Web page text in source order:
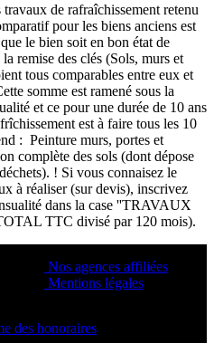
de rafraîchissement retenu
pour les biens anciens est
le bien soit en bon état de
remise des clés (Sols, murs et
tous comparables entre eux et
somme est ramené sous la
et ce pour une durée de 10 ans
est à faire tous les 10
: Peinture murs, portes et
complète des sols (dont dépose
! Si vous connaisez le
à réaliser (sur devis), inscrivez
dans la case ''TRAVAUX
TTC divisé par 120 mois).
Nos agences affiliées
Mentions légales
des honoraires